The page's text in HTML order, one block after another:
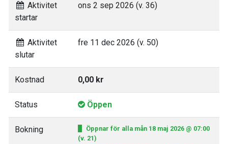
Aktivitet
startar
ons 2 sep 2026 (v. 36)
Aktivitet
slutar
fre 11 dec 2026 (v. 50)
Kostnad 0,00 kr
Status Öppen
Bokning
Öppnar för alla mån 18 maj 2026 @ 07:00
(v. 21)